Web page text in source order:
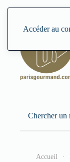
Accéder au
Chercher un
Accueil